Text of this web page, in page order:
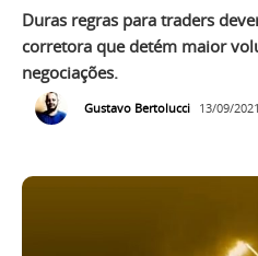
Duras regras para traders
corretora que detém maior
negociações.
Gustavo Bertolucci 13/09/